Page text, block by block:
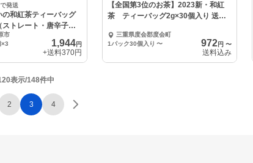
発送
の和紅茶ティーバッグ
ストレート・唐辛子入
）
市
×3
1,944円
+送料370円
【全国第3位のお茶】2023新・和紅
茶 ティーバッグ2g×30個入り 送料
三重県度会郡度会町
1パック30個入り 〜 972円〜
送料込み
表示/148件中
2 3 4